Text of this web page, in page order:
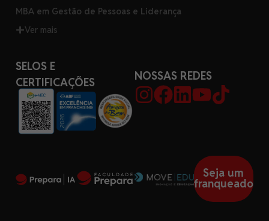
MBA em Gestão de Pessoas e Liderança
Ver mais
SELOS E
CERTIFICAÇÕES
NOSSAS REDES
Seja um
franqueado